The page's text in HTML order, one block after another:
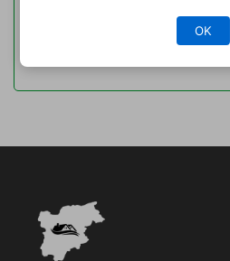
Trento
OK